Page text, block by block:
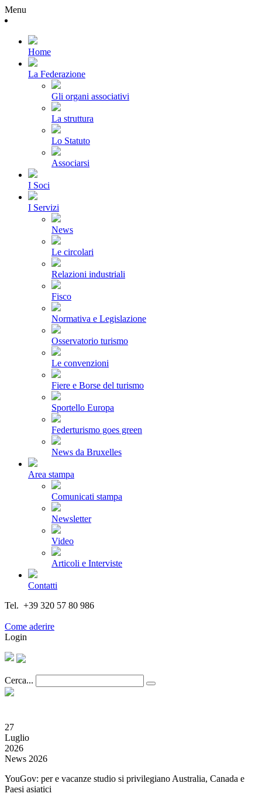
Menu
Home
La Federazione
Gli organi associativi
La struttura
Lo Statuto
Associarsi
I Soci
I Servizi
News
Le circolari
Relazioni industriali
Fisco
Normativa e Legislazione
Osservatorio turismo
Le convenzioni
Fiere e Borse del turismo
Sportello Europa
Federturismo goes green
News da Bruxelles
Area stampa
Comunicati stampa
Newsletter
Video
Articoli e Interviste
Contatti
Tel. +39 320 57 80 986
Come aderire
Login
Cerca...
27
Luglio
2026
News 2026
YouGov: per e vacanze studio si privilegiano Australia, Canada e
Paesi asiatici